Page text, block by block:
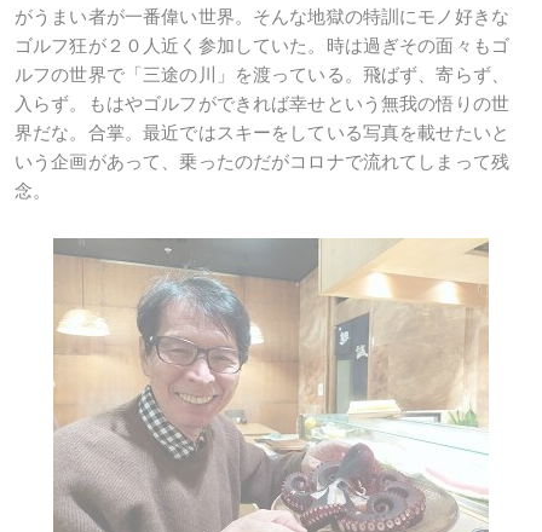
がうまい者が一番偉い世界。そんな地獄の特訓にモノ好きな
ゴルフ狂が２０人近く参加していた。時は過ぎその面々もゴ
ルフの世界で「三途の川」を渡っている。飛ばず、寄らず、
入らず。もはやゴルフができれば幸せという無我の悟りの世
界だな。合掌。最近ではスキーをしている写真を載せたいと
いう企画があって、乗ったのだがコロナで流れてしまって残
念。